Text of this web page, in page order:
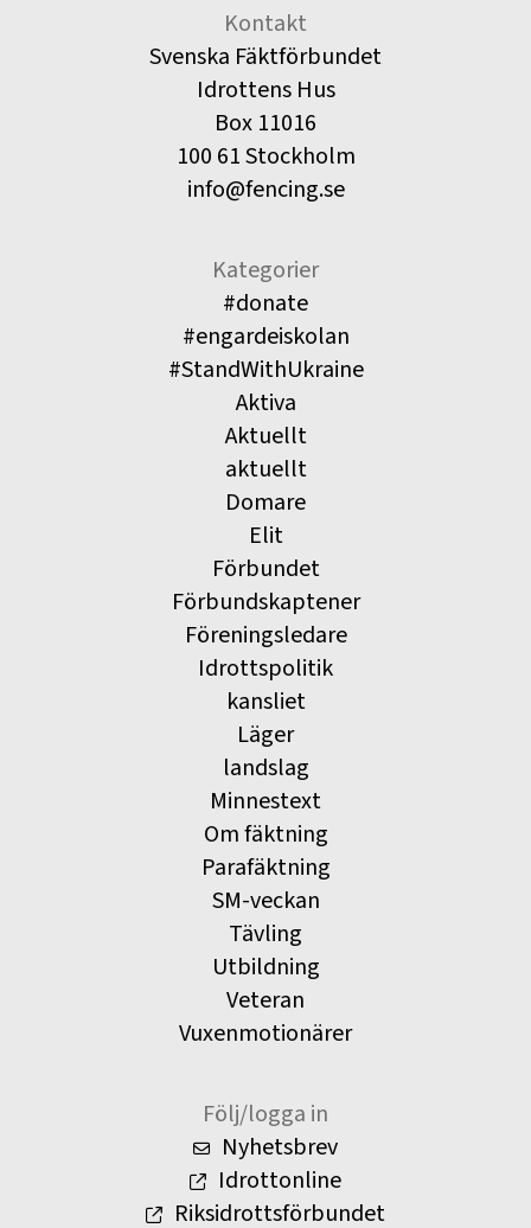
Kontakt
Svenska Fäktförbundet
Idrottens Hus
Box 11016
100 61 Stockholm
info@fencing.se
Kategorier
#donate
#engardeiskolan
#StandWithUkraine
Aktiva
Aktuellt
aktuellt
Domare
Elit
Förbundet
Förbundskaptener
Föreningsledare
Idrottspolitik
kansliet
Läger
landslag
Minnestext
Om fäktning
Parafäktning
SM-veckan
Tävling
Utbildning
Veteran
Vuxenmotionärer
Följ/logga in
Nyhetsbrev
Idrottonline
Riksidrottsförbundet